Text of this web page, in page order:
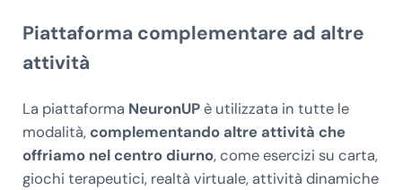
Piattaforma complementare ad altre
attività
La piattaforma NeuronUPè utilizzata in tutte le
modalità, complementando altre attività che
offriamo nel centro diurno, come esercizi su carta,
giochi terapeutici, realtà virtuale, attività dinamiche